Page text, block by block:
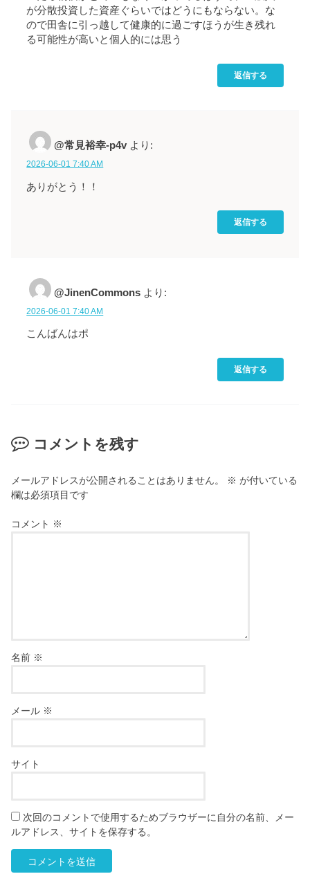
が分散投資した資産ぐらいではどうにもならない。な
ので田舎に引っ越して健康的に過ごすほうが生き残れ
る可能性が高いと個人的には思う
返信する
@常見裕幸-p4v より:
2026-06-01 7:40 AM
ありがとう！！
返信する
@JinenCommons より:
2026-06-01 7:40 AM
こんばんはポ
返信する
コメントを残す
メールアドレスが公開されることはありません。 ※ が付いている
欄は必須項目です
コメント ※
名前 ※
メール ※
サイト
次回のコメントで使用するためブラウザーに自分の名前、メー
ルアドレス、サイトを保存する。